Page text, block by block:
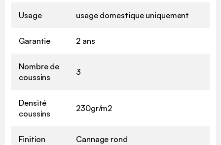
Usage usage domestique uniquement
Garantie 2 ans
Nombre de
coussins
3
Densité
coussins
230gr/m2
Finition Cannage rond